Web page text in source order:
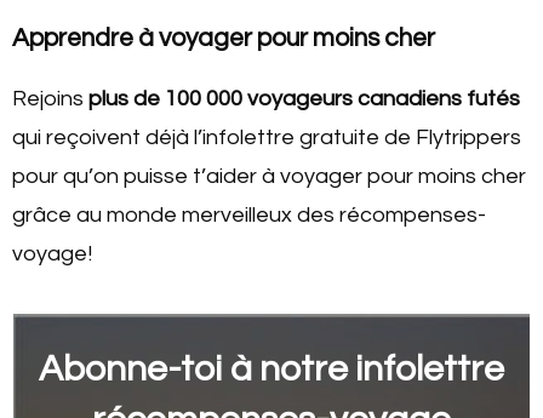
Apprendre à voyager pour moins cher
Rejoins plus de 100 000 voyageurs canadiens futés
qui reçoivent déjà l’infolettre gratuite de Flytrippers
pour qu’on puisse t’aider à voyager pour moins cher
grâce au monde merveilleux des récompenses-
voyage!
Abonne-toi à notre infolettre